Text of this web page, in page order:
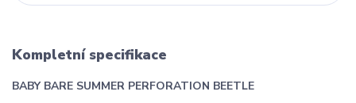
Kompletní specifikace
BABY BARE SUMMER PERFORATION BEETLE